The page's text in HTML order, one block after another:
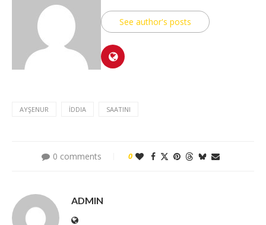
See author's posts
AYŞENUR İDDIA SAATINI
0 comments 0
ADMIN